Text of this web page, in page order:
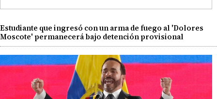
Estudiante que ingresó con un arma de fuego al 'Dolores
Moscote' permanecerá bajo detención provisional